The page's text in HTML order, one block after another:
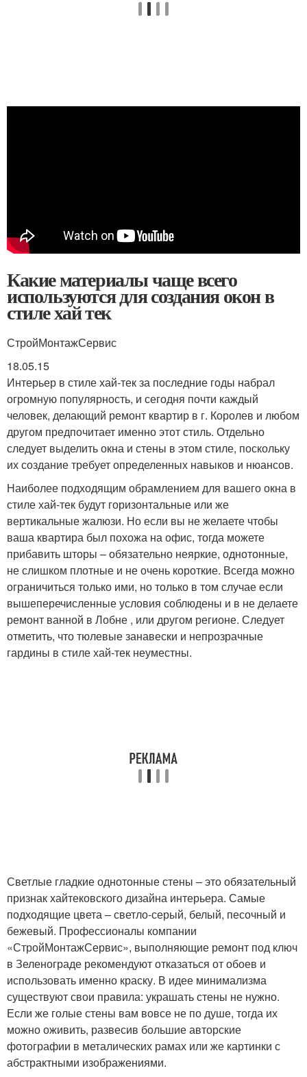
Какие материалы чаще всего
используются для создания окон в
стиле хай тек
СтройМонтажСервис
18.05.15
Интерьер в стиле хай-тек за последние годы набрал
огромную популярность, и сегодня почти каждый
человек, делающий ремонт квартир в г. Королев и любом
другом предпочитает именно этот стиль. Отдельно
следует выделить окна и стены в этом стиле, поскольку
их создание требует определенных навыков и нюансов.
Наиболее подходящим обрамлением для вашего окна в
стиле хай-тек будут горизонтальные или же
вертикальные жалюзи. Но если вы не желаете чтобы
ваша квартира был похожа на офис, тогда можете
прибавить шторы – обязательно неяркие, однотонные,
не слишком плотные и не очень короткие. Всегда можно
ограничиться только ими, но только в том случае если
вышеперечисленные условия соблюдены и в не делаете
ремонт ванной в Лобне , или другом регионе. Следует
отметить, что тюлевые занавески и непрозрачные
гардины в стиле хай-тек неуместны.
Светлые гладкие однотонные стены – это обязательный
признак хайтековского дизайна интерьера. Самые
подходящие цвета – светло-серый, белый, песочный и
бежевый. Профессионалы компании
«СтройМонтажСервис», выполняющие ремонт под ключ
в Зеленограде рекомендуют отказаться от обоев и
использовать именно краску. В идее минимализма
существуют свои правила: украшать стены не нужно.
Если же голые стены вам вовсе не по душе, тогда их
можно оживить, развесив большие авторские
фотографии в металических рамах или же картинки с
абстрактными изображениями.